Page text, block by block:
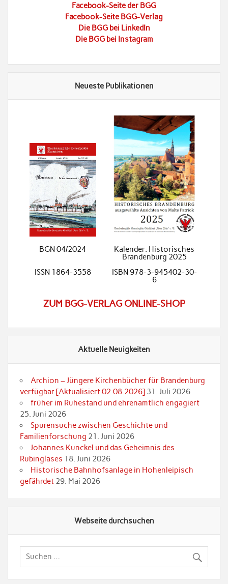
Facebook-Seite der BGG
Facebook-Seite BGG-Verlag
Die BGG bei LinkedIn
Die BGG bei Instagram
Neueste Publikationen
BGN 04/2024
Kalender: Historisches
Brandenburg 2025
ISSN 1864-3558
ISBN 978-3-945402-30-
6
ZUM BGG-VERLAG ONLINE-SHOP
Aktuelle Neuigkeiten
Archion – Jüngere Kirchenbücher für Brandenburg
verfügbar [Aktualisiert 02.08.2026] 31. Juli 2026
früher im Ruhestand und ehrenamtlich engagiert
25. Juni 2026
Spurensuche zwischen Geschichte und
Familienforschung 21. Juni 2026
Johannes Kunckel und das Geheimnis des
Rubinglases 18. Juni 2026
Historische Bahnhofsanlage in Hohenleipisch
gefährdet 29. Mai 2026
Webseite durchsuchen